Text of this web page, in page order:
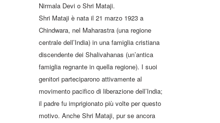
Nirmala Devi o Shri Mataji.
Shri Mataji è nata il 21 marzo 1923 a
Chindwara, nel Maharastra (una regione
centrale dell’India) in una famiglia cristiana
discendente dei Shalivahanas (un’antica
famiglia regnante in quella regione). I suoi
genitori parteciparono attivamente al
movimento pacifico di liberazione dell’India;
il padre fu imprigionato più volte per questo
motivo. Anche Shri Mataji, pur se ancora